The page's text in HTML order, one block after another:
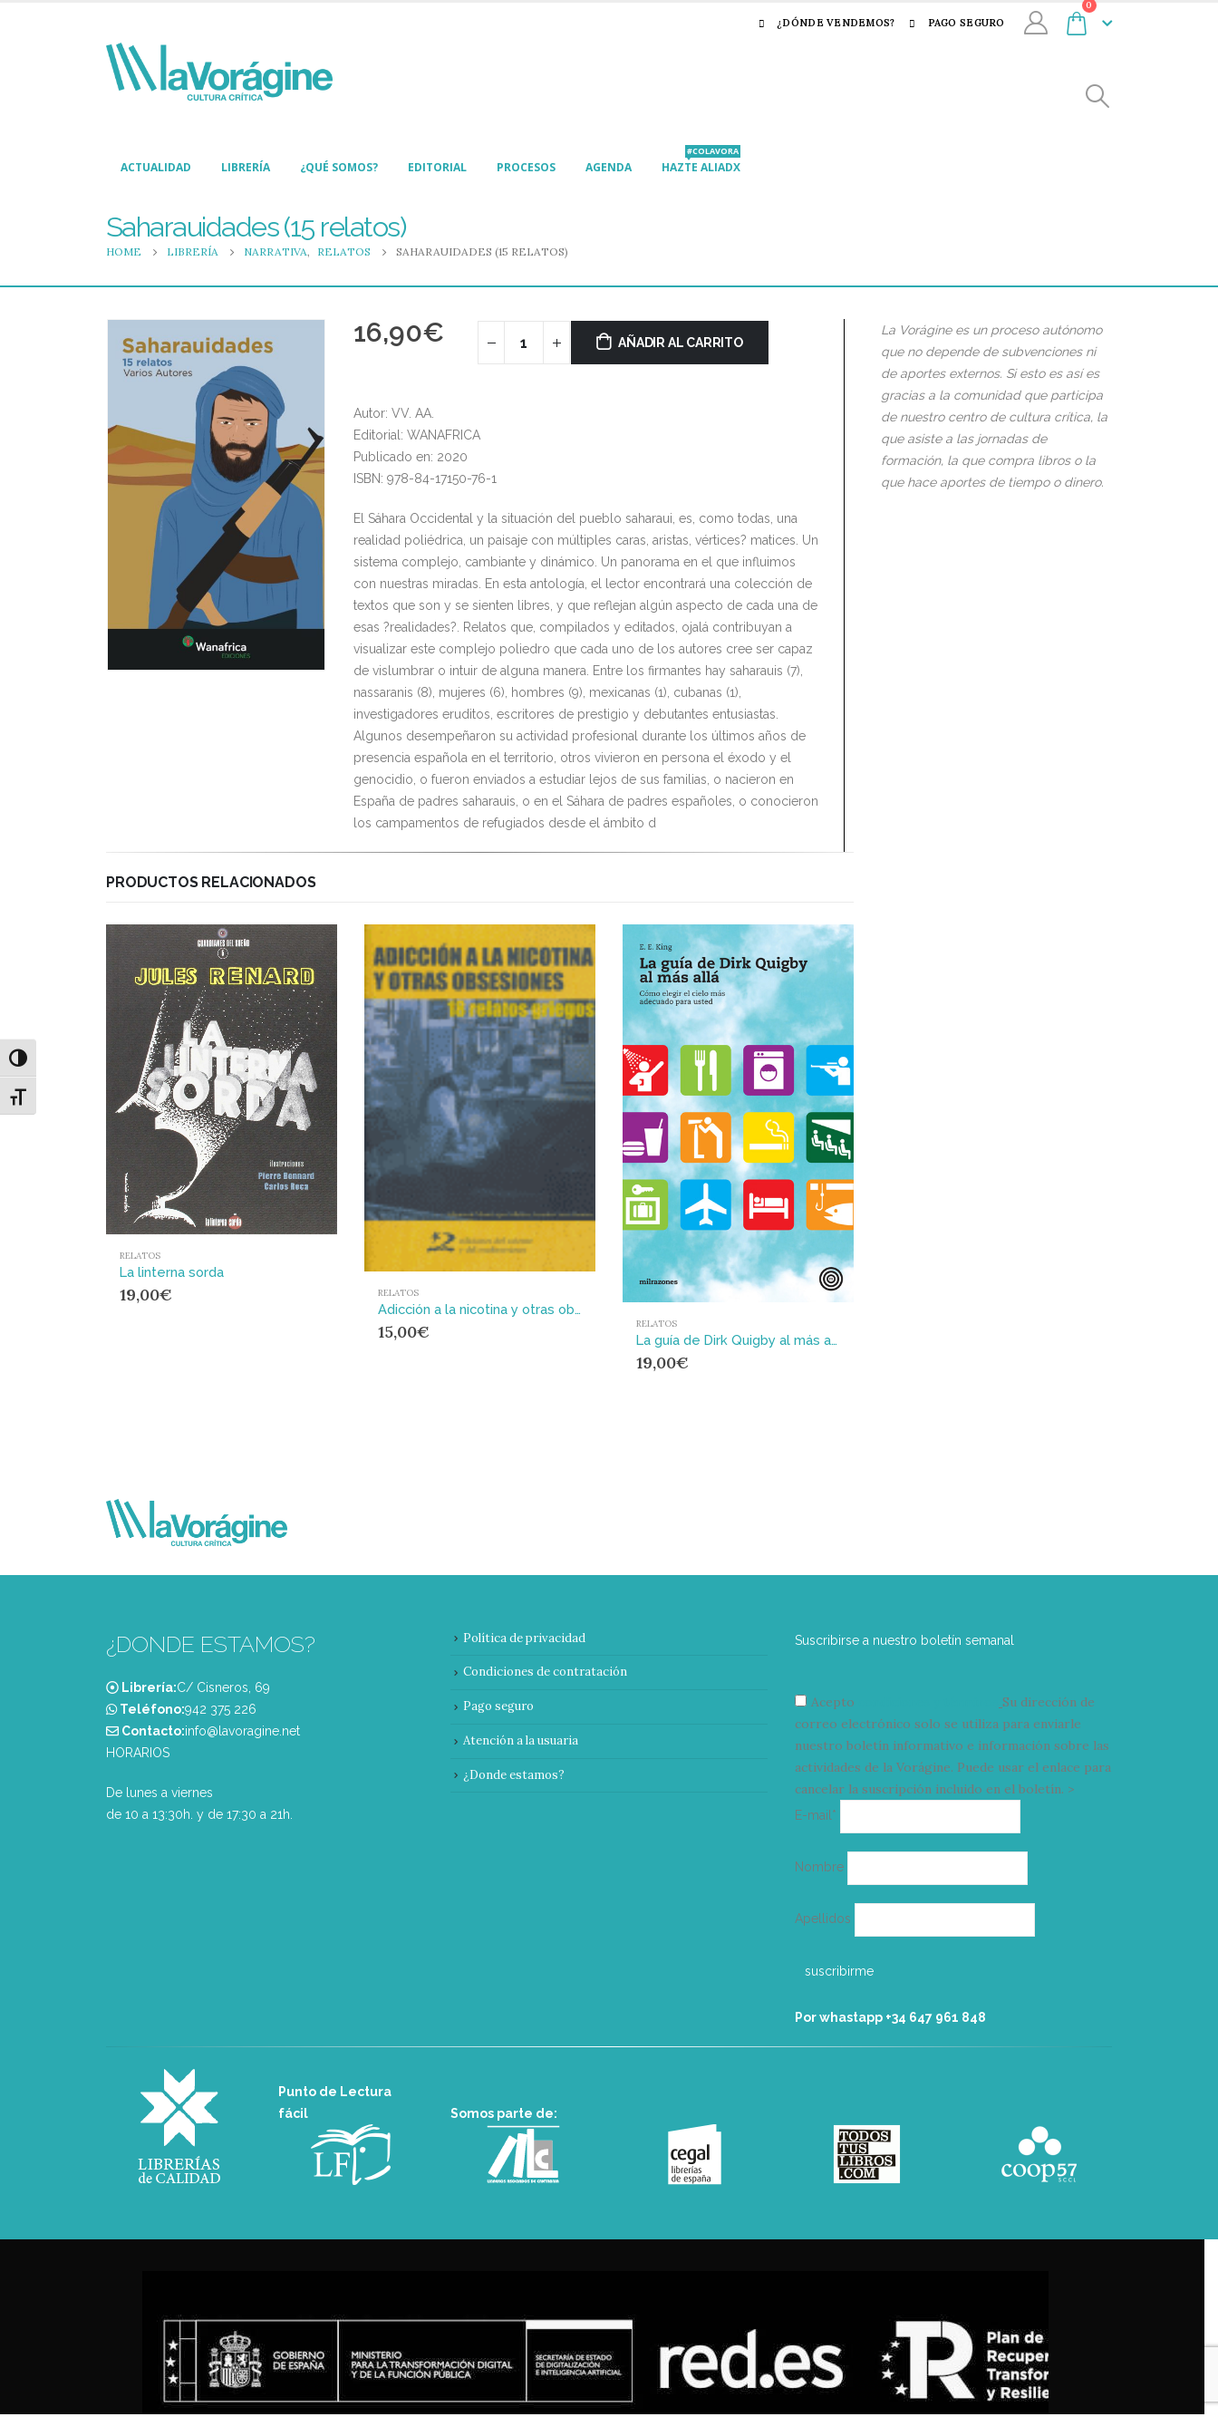
Alternar alto contraste
Alternar tamaño de letra
¿DÓNDE VENDEMOS? PAGO SEGURO
0
ACTUALIDAD LIBRERÍA ¿QUÉ SOMOS? EDITORIAL PROCESOS AGENDA HAZTE ALIADX
#COLAVORA
Saharauidades (15 relatos)
HOME LIBRERÍA NARRATIVA, RELATOS SAHARAUIDADES (15 RELATOS)
16,90€ AÑADIR AL CARRITO
Autor: VV. AA.
Editorial: WANAFRICA
Publicado en: 2020
ISBN: 978-84-17150-76-1
El Sáhara Occidental y la situación del pueblo saharaui, es, como todas, una
realidad poliédrica, un paisaje con múltiples caras, aristas, vértices? matices. Un
sistema complejo, cambiante y dinámico. Un panorama en el que influimos
con nuestras miradas. En esta antología, el lector encontrará una colección de
textos que son y se sienten libres, y que reflejan algún aspecto de cada una de
esas ?realidades?. Relatos que, compilados y editados, ojalá contribuyan a
visualizar este complejo poliedro que cada uno de los autores cree ser capaz
de vislumbrar o intuir de alguna manera. Entre los firmantes hay saharauis (7),
nassaranis (8), mujeres (6), hombres (9), mexicanas (1), cubanas (1),
investigadores eruditos, escritores de prestigio y debutantes entusiastas.
Algunos desempeñaron su actividad profesional durante los últimos años de
presencia española en el territorio, otros vivieron en persona el éxodo y el
genocidio, o fueron enviados a estudiar lejos de sus familias, o nacieron en
España de padres saharauis, o en el Sáhara de padres españoles, o conocieron
los campamentos de refugiados desde el ámbito d
PRODUCTOS RELACIONADOS
RELATOS
La linterna sorda
19,00€ RELATOS
Adicción a la nicotina y otras obsesiones : 18 relatos griegos
15,00€ RELATOS
La guía de Dirk Quigby al más allá : cómo elegir el cielo más adecuado para usted
19,00€
La Vorágine es un proceso autónomo
que no depende de subvenciones ni
de aportes externos. Si esto es así es
gracias a la comunidad que participa
de nuestro centro de cultura crítica, la
que asiste a las jornadas de
formación, la que compra libros o la
que hace aportes de tiempo o dinero.
¿DONDE ESTAMOS?
Librería:C/ Cisneros, 69
Teléfono:‭942 375 226‬
Contacto:info@lavoragine.net
HORARIOS
De lunes a viernes
de 10 a 13:30h. y de 17:30 a 21h.
Política de privacidad
Condiciones de contratación
Pago seguro
Atención a la usuaria
¿Donde estamos?
Suscribirse a nuestro boletín semanal
Acepto
Su dirección de
correo electrónico solo se utiliza para enviarle
nuestro boletín informativo e información sobre las
actividades de la Vorágine. Puede usar el enlace para
cancelar la suscripción incluido en el boletín. >
E-mail*
electrónico
Nombre
Apellidos
Por whastapp +34 ‭647 961 848‬
Punto de Lectura
fácil
Somos parte de: